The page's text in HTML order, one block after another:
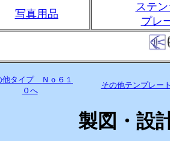
写真用品
ステ
プレ
他タイプ Ｎｏ６１
０へ
その他テンプレー
製図・設